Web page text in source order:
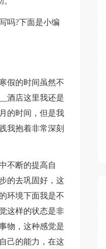
吗?下面是小编
假的时间虽然不
酒店这里我还是
的时间，但是我
我抱着非常深刻
不断的提高自
的去巩固好，这
环境下面我是不
这样的状态是非
物，这种感觉是
己的能力，在这